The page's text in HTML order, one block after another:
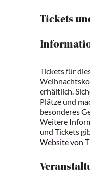
Tickets
Tickets für
erhältlich.
Plätze und
besonderes
Weitere
und Tickets
Website von